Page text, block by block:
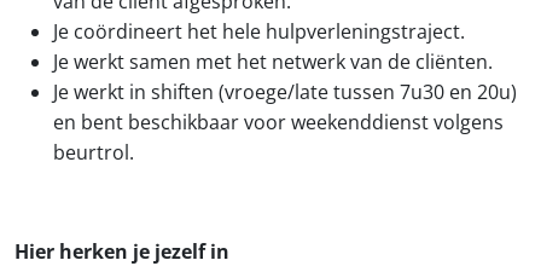
Je coördineert het hele hulpverleningstraject.
Je werkt samen met het netwerk van de cliënten.
Je werkt in shiften (vroege/late tussen 7u30 en 20u)
en bent beschikbaar voor weekenddienst volgens
beurtrol.
Hier herken je jezelf in